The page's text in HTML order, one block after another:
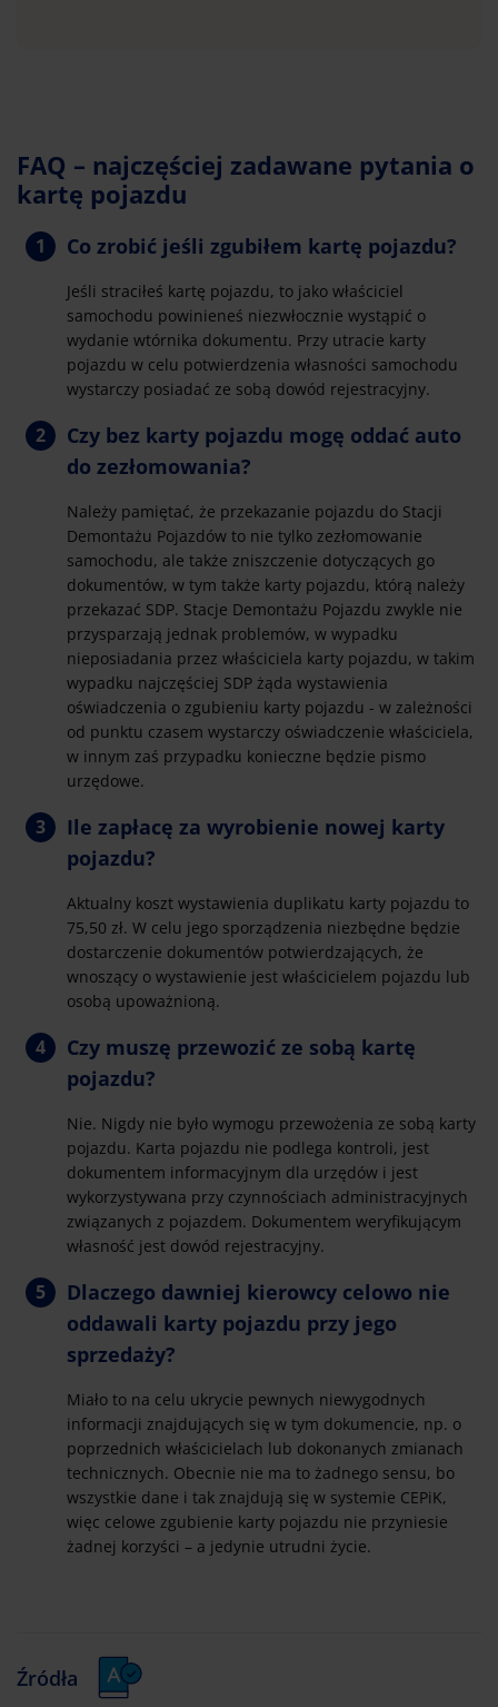
FAQ – najczęściej zadawane pytania o
kartę pojazdu
Co zrobić jeśli zgubiłem kartę pojazdu?
Jeśli straciłeś kartę pojazdu, to jako właściciel
samochodu powinieneś niezwłocznie wystąpić o
wydanie wtórnika dokumentu. Przy utracie karty
pojazdu w celu potwierdzenia własności samochodu
wystarczy posiadać ze sobą dowód rejestracyjny.
Czy bez karty pojazdu mogę oddać auto
do zezłomowania?
Należy pamiętać, że przekazanie pojazdu do Stacji
Demontażu Pojazdów to nie tylko zezłomowanie
samochodu, ale także zniszczenie dotyczących go
dokumentów, w tym także karty pojazdu, którą należy
przekazać SDP. Stacje Demontażu Pojazdu zwykle nie
przysparzają jednak problemów, w wypadku
nieposiadania przez właściciela karty pojazdu, w takim
wypadku najczęściej SDP żąda wystawienia
oświadczenia o zgubieniu karty pojazdu - w zależności
od punktu czasem wystarczy oświadczenie właściciela,
w innym zaś przypadku konieczne będzie pismo
urzędowe.
Ile zapłacę za wyrobienie nowej karty
pojazdu?
Aktualny koszt wystawienia duplikatu karty pojazdu to
75,50 zł. W celu jego sporządzenia niezbędne będzie
dostarczenie dokumentów potwierdzających, że
wnoszący o wystawienie jest właścicielem pojazdu lub
osobą upoważnioną.
Czy muszę przewozić ze sobą kartę
pojazdu?
Nie. Nigdy nie było wymogu przewożenia ze sobą karty
pojazdu. Karta pojazdu nie podlega kontroli, jest
dokumentem informacyjnym dla urzędów i jest
wykorzystywana przy czynnościach administracyjnych
związanych z pojazdem. Dokumentem weryfikującym
własność jest dowód rejestracyjny.
Dlaczego dawniej kierowcy celowo nie
oddawali karty pojazdu przy jego
sprzedaży?
Miało to na celu ukrycie pewnych niewygodnych
informacji znajdujących się w tym dokumencie, np. o
poprzednich właścicielach lub dokonanych zmianach
technicznych. Obecnie nie ma to żadnego sensu, bo
wszystkie dane i tak znajdują się w systemie CEPiK,
więc celowe zgubienie karty pojazdu nie przyniesie
żadnej korzyści – a jedynie utrudni życie.
Źródła